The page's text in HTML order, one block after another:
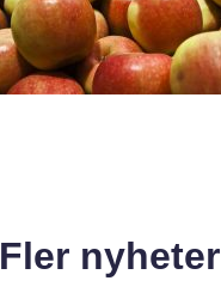
Fler nyheter